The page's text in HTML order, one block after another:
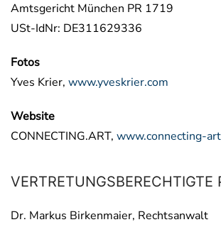
Amtsgericht München PR 1719
USt-IdNr: DE311629336
Fotos
Yves Krier, www.yveskrier.com
Website
CONNECTING.ART, www.connecting-
VERTRETUNGSBERECHTIGTE
Dr. Markus Birkenmaier, Rechtsanwalt